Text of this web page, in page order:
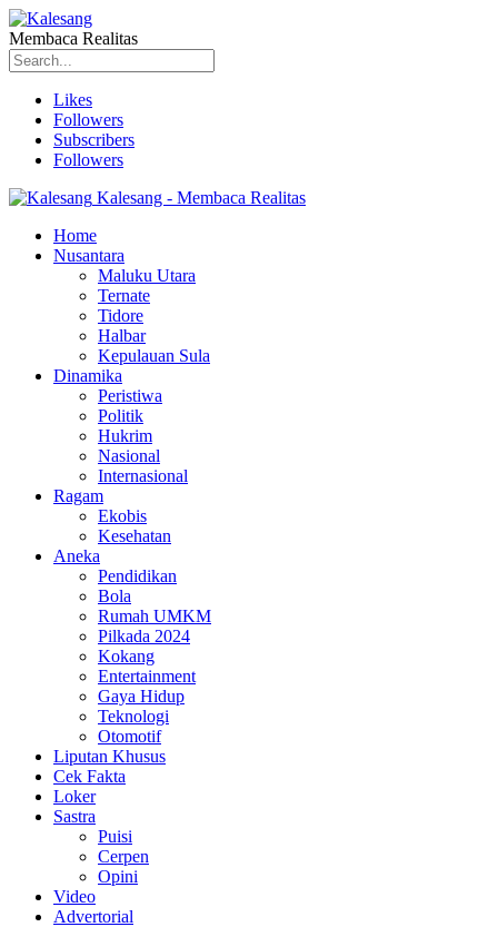
Membaca Realitas
Likes
Followers
Subscribers
Followers
Kalesang - Membaca Realitas
Home
Nusantara
Maluku Utara
Ternate
Tidore
Halbar
Kepulauan Sula
Dinamika
Peristiwa
Politik
Hukrim
Nasional
Internasional
Ragam
Ekobis
Kesehatan
Aneka
Pendidikan
Bola
Rumah UMKM
Pilkada 2024
Kokang
Entertainment
Gaya Hidup
Teknologi
Otomotif
Liputan Khusus
Cek Fakta
Loker
Sastra
Puisi
Cerpen
Opini
Video
Advertorial